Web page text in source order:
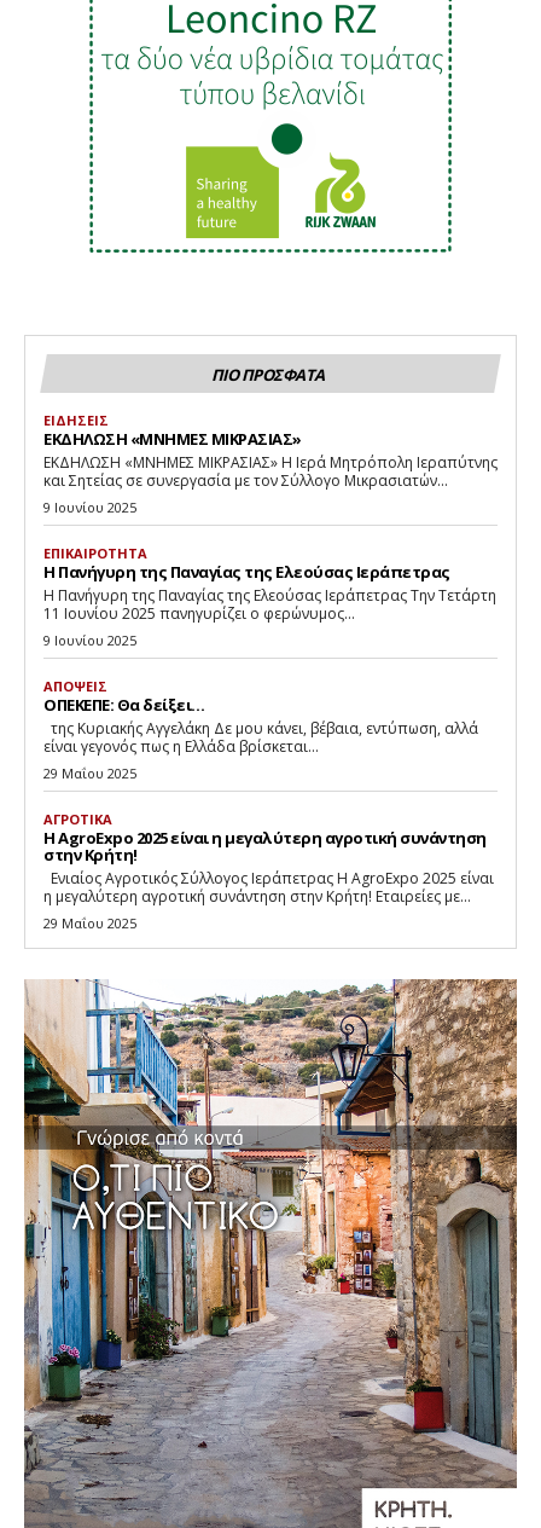
ΠΙΟ ΠΡΟΣΦΑΤΑ
ΕΙΔΗΣΕΙΣ
ΕΚΔΗΛΩΣΗ «ΜΝΗΜΕΣ ΜΙΚΡΑΣΙΑΣ»
ΕΚΔΗΛΩΣΗ «ΜΝΗΜΕΣ ΜΙΚΡΑΣΙΑΣ» Η Ιερά Μητρόπολη Ιεραπύτνης
και Σητείας σε συνεργασία με τον Σύλλογο Μικρασιατών...
9 Ιουνίου 2025
ΕΠΙΚΑΙΡΟΤΗΤΑ
Η Πανήγυρη της Παναγίας της Ελεούσας Ιεράπετρας
Η Πανήγυρη της Παναγίας της Ελεούσας Ιεράπετρας Την Τετάρτη
11 Ιουνίου 2025 πανηγυρίζει ο φερώνυμος...
9 Ιουνίου 2025
ΑΠΟΨΕΙΣ
ΟΠΕΚΕΠΕ: Θα δείξει…
είναι γεγονός πως η Ελλάδα βρίσκεται...
29 Μαΐου 2025
ΑΓΡΟΤΙΚΑ
Η AgroExpo 2025 είναι η μεγαλύτερη αγροτική συνάντηση
στην Κρήτη!
Eνιαίος Αγροτικός Σύλλογος Ιεράπετρας Η AgroExpo 2025 είναι
η μεγαλύτερη αγροτική συνάντηση στην Κρήτη! Εταιρείες με...
29 Μαΐου 2025